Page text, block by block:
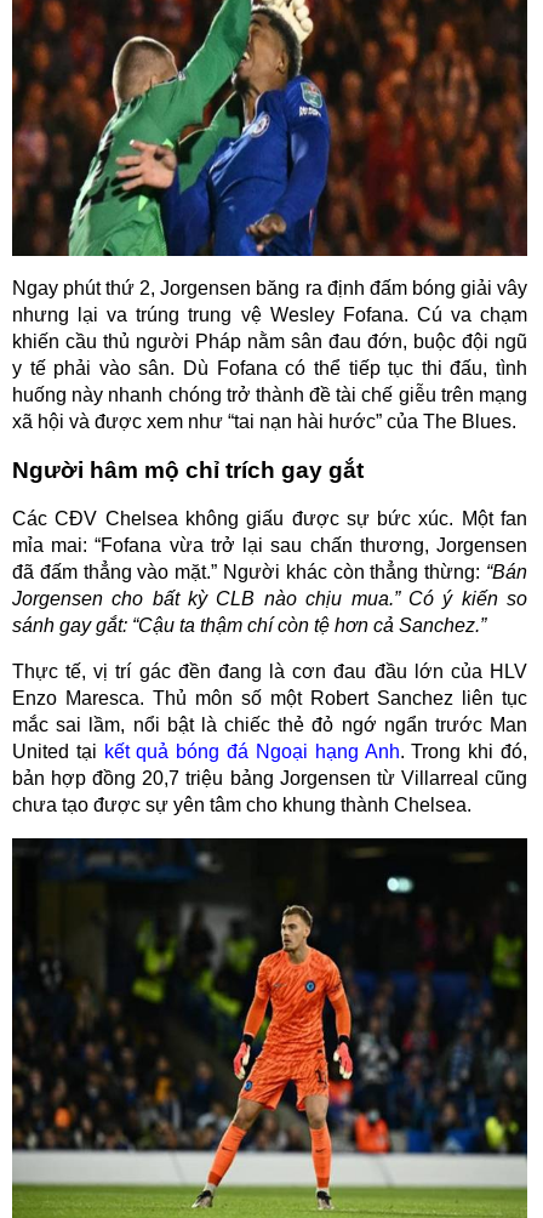
Ngay phút thứ 2, Jorgensen băng ra định đấm bóng giải vây
nhưng lại va trúng trung vệ Wesley Fofana. Cú va chạm
khiến cầu thủ người Pháp nằm sân đau đớn, buộc đội ngũ
y tế phải vào sân. Dù Fofana có thể tiếp tục thi đấu, tình
huống này nhanh chóng trở thành đề tài chế giễu trên mạng
xã hội và được xem như “tai nạn hài hước” của The Blues.
Người hâm mộ chỉ trích gay gắt
Các CĐV Chelsea không giấu được sự bức xúc. Một fan
mỉa mai: “Fofana vừa trở lại sau chấn thương, Jorgensen
đã đấm thẳng vào mặt.” Người khác còn thẳng thừng: “Bán
Jorgensen cho bất kỳ CLB nào chịu mua.” Có ý kiến so
sánh gay gắt: “Cậu ta thậm chí còn tệ hơn cả Sanchez.”
Thực tế, vị trí gác đền đang là cơn đau đầu lớn của HLV
Enzo Maresca. Thủ môn số một Robert Sanchez liên tục
mắc sai lầm, nổi bật là chiếc thẻ đỏ ngớ ngẩn trước Man
United tại kết quả bóng đá Ngoại hạng Anh. Trong khi đó,
bản hợp đồng 20,7 triệu bảng Jorgensen từ Villarreal cũng
chưa tạo được sự yên tâm cho khung thành Chelsea.